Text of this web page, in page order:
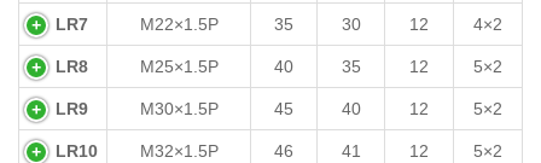
LR7 M22×1.5P 35 30 12 4×2
LR8 M25×1.5P 40 35 12 5×2
LR9 M30×1.5P 45 40 12 5×2
LR10 M32×1.5P 46 41 12 5×2